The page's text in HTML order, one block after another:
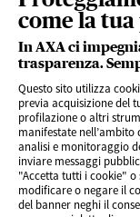
come la
In AXA ci
trasparenza.
Questo sito utilizza
previa acquisizione del
profilazione o altri
manifestate
analisi e monitoraggio
inviare messaggi
"Accetta tutti i cookie"
modificare o negare il
del banner neghi il
LINK UTILI
ACCESSO
SERVIZI AL
CHI SIAMO